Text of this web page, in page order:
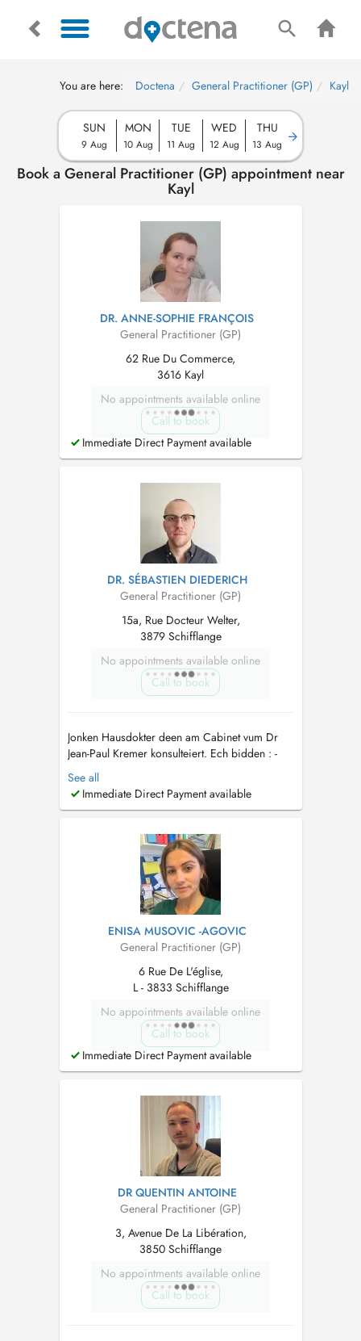
You are here: Doctena General Practitioner (GP) Kayl
SUN
9 Aug
MON
10 Aug
TUE
11 Aug
WED
12 Aug
THU
13 Aug
Book a General Practitioner (GP) appointment near
Kayl
DR. ANNE-SOPHIE FRANÇOIS
General Practitioner (GP)
62 Rue Du Commerce,
3616 Kayl
No appointments available online
Call to book
Immediate Direct Payment available
DR. SÉBASTIEN DIEDERICH
General Practitioner (GP)
15a, Rue Docteur Welter,
3879 Schifflange
No appointments available online
Call to book
Jonken Hausdokter deen am Cabinet vum Dr
Jean-Paul Kremer konsulteiert. Ech bidden : -
den suivi vun Kanner, Jugendlecher,
Erwuessener a Senioren un - betreiung vun
akuten ewéi chronesch Krankheete -
de Permis, an all Sportaarten - Behand...
See all
Immediate Direct Payment available
ENISA MUSOVIC -AGOVIC
General Practitioner (GP)
6 Rue De L'église,
L - 3833 Schifflange
No appointments available online
Call to book
Immediate Direct Payment available
DR QUENTIN ANTOINE
General Practitioner (GP)
3, Avenue De La Libération,
3850 Schifflange
No appointments available online
Call to book